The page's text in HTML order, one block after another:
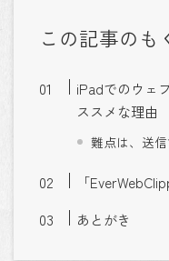
この記事のも
iPadでのウェ
ススメな理由
難点は、送
「
あとがき